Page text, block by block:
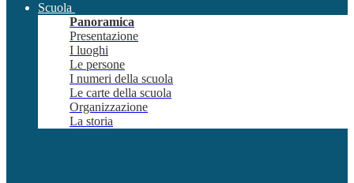
Scuola
Panoramica
Presentazione
I luoghi
Le persone
I numeri della scuola
Le carte della scuola
Organizzazione
La storia